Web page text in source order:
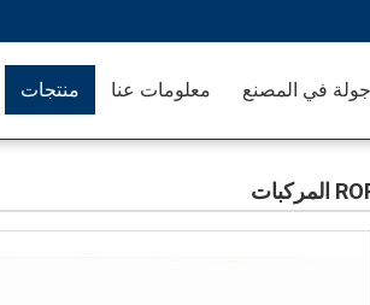
منتجات معلومات عنا جولة في المصنع